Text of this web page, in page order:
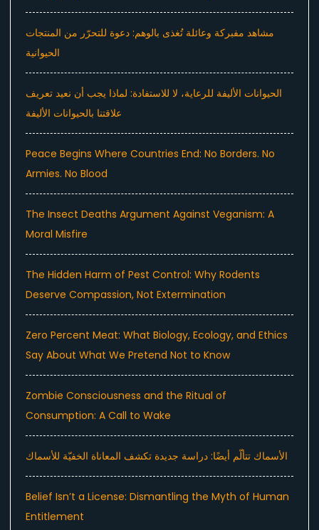
مشاهد مفبركة وعائلة تُغذى بالوهم: دعوة للتحرّر من المنتجات
الحيوانية
الحيوانات الأليفة للرعاية، لا للاستفادة: لماذا يجب أن نعيد تعريف
علاقتنا بالحيوانات الأليفة
Peace Begins Where Countries End: No Borders. No
Armies. No Blood
The Insect Deaths Argument Against Veganism: A
Moral Misfire
The Hidden Harm of Pest Control: Why Rodents
Deserve Compassion, Not Extermination
Zero Percent Meat: What Biology, Ecology, and Ethics
Say About What We Pretend Not to Know
Zombie Consciousness and the Ritual of
Consumption: A Call to Wake
الأسماك تتألّم أيضًا: دراسة جديدة تكشف المعاناة الخفيّة للأسماك
Belief Isn’t a License: Dismantling the Myth of Human
Entitlement